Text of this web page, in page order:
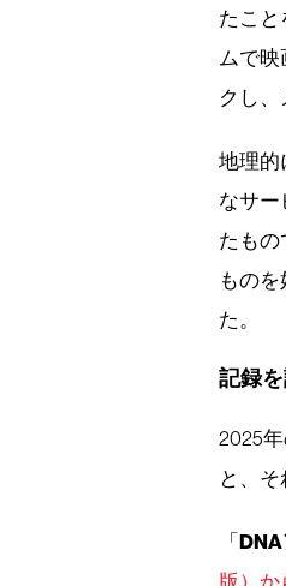
たこと
ムで映
クし、
地理的
なサー
たもの
もの
た。
記録
2025
と、
「